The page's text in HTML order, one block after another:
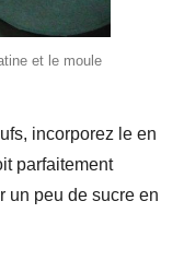
et le moule
incorporez le en
parfaitement
un peu de sucre en